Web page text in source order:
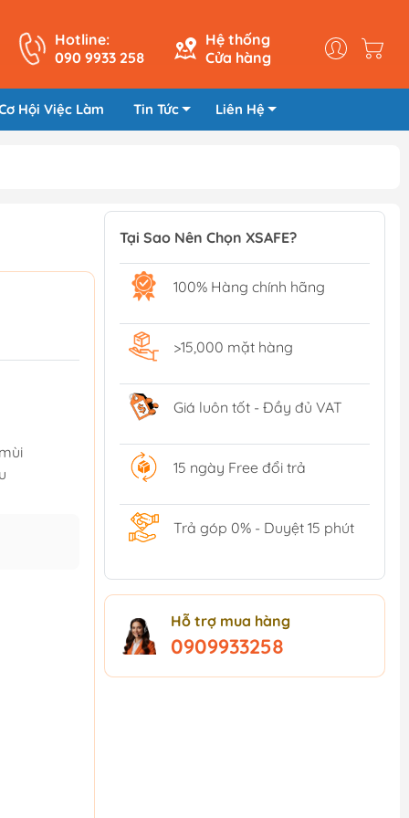
Hotline:
090 9933 258
Hệ thống
Cửa hàng
Hội Việc Làm Tin Tức Liên Hệ
Tại Sao Nên Chọn XSAFE?
100% Hàng chính hãng
>15,000 mặt hàng
Giá luôn tốt - Đầy đủ VAT
15 ngày Free đổi trả
Trả góp 0% - Duyệt 15 phút
Hỗ trợ mua hàng
0909933258